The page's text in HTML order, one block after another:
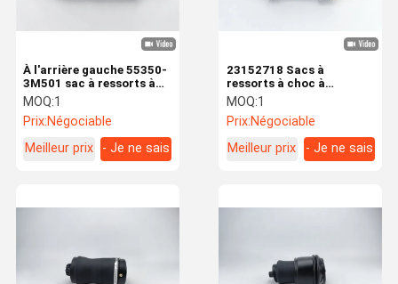
À l'arrière gauche 55350-
3M501 sac à ressorts à
suspension pneumatique
pour Hyundai Genesisl
MOQ:1
Prix:Négociable
Meilleur prix
- Je ne sais
23152718 Sacs à
ressorts à choc à
suspension aérienne
arrière pour Cadillac XTS
MOQ:1
Prix:Négociable
Meilleur prix
- Je ne sais